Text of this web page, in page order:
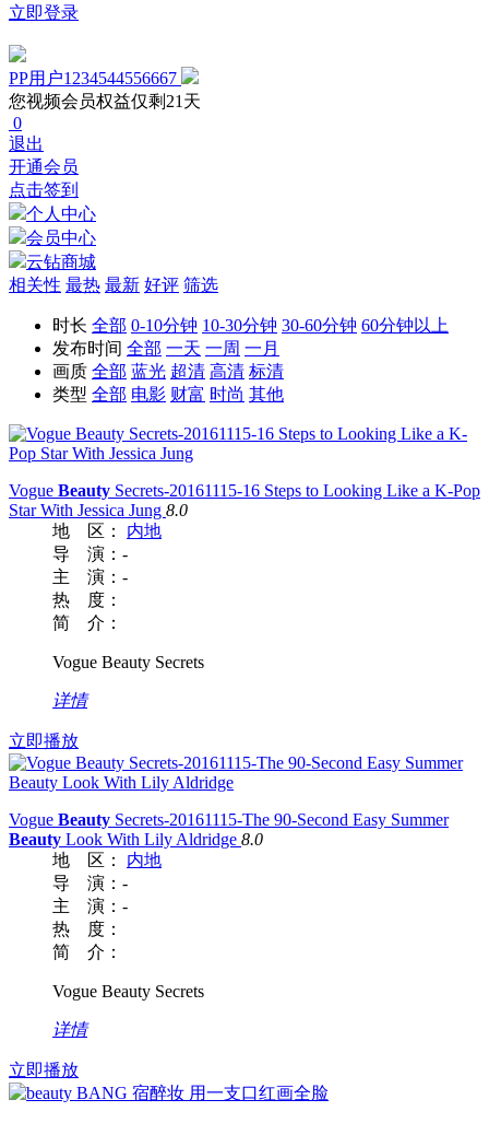
立即登录
PP用户1234544556667
您视频会员权益仅剩21天
0
退出
开通会员
点击签到
个人中心
会员中心
云钻商城
相关性 最热 最新 好评 筛选
时长 全部 0-10分钟 10-30分钟 30-60分钟 60分钟以上
发布时间 全部 一天 一周 一月
画质 全部 蓝光 超清 高清 标清
类型 全部 电影 财富 时尚 其他
Vogue Beauty Secrets-20161115-16 Steps to Looking Like a K-Pop
Star With Jessica Jung 8.0
地 区：
内地
导 演： -
主 演： -
热 度：
简 介：
Vogue Beauty Secrets
详情
立即播放
Vogue Beauty Secrets-20161115-The 90-Second Easy Summer
Beauty Look With Lily Aldridge 8.0
地 区：
内地
导 演： -
主 演： -
热 度：
简 介：
Vogue Beauty Secrets
详情
立即播放